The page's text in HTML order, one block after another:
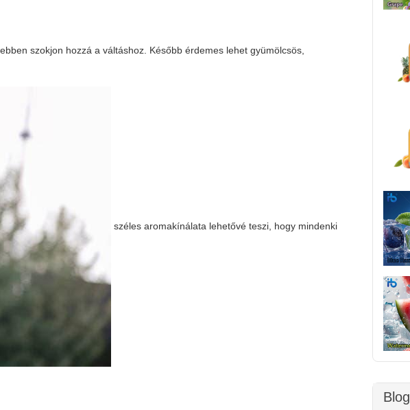
szokjon hozzá a váltáshoz. Később érdemes lehet gyümölcsös,
széles aromakínálata lehetővé teszi, hogy mindenki
Blog